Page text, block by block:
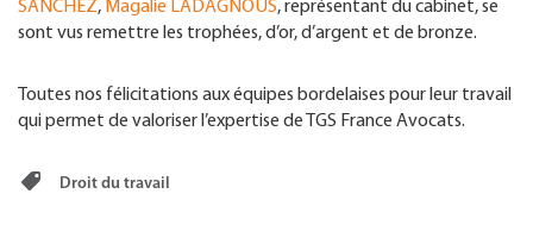
SANCHEZ, Magalie LADAGNOUS, représentant du cabinet, se
sont vus remettre les trophées, d’or, d’argent et de bronze.
Toutes nos félicitations aux équipes bordelaises pour leur travail
qui permet de valoriser l’expertise de TGS France Avocats.
Droit du travail